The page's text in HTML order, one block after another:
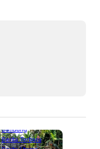
Bandung
Berita Terbaru